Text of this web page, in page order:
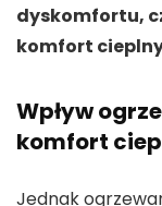
dyskomfortu,
komfort
Wpływ
komfort
Jednak